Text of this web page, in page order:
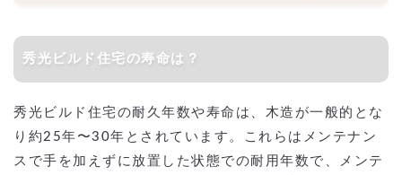
秀光ビルド住宅の寿命は？
秀光ビルド住宅の耐久年数や寿命は、木造が一般的とな
り約25年〜30年とされています。これらはメンテナン
スで手を加えずに放置した状態での耐用年数で、メンテ